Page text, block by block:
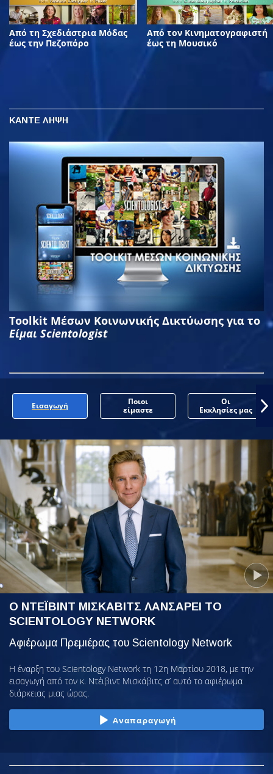
Από τη Σχεδιάστρια Μόδας
έως την Πεζοπόρο
Από τον Κινηματογραφιστή
έως τη Μουσικό
ΚΑΝΤΕ ΛΗΨΗ
Toolkit Μέσων Κοινωνικής Δικτύωσης για το
Είμαι Scientologist
Εισαγωγή
Ποιοι
είμαστε
Οι
Εκκλησίες μας
Ο ΝΤΕΪΒΙΝΤ ΜΙΣΚΑΒΙΤΣ ΛΑΝΣΑΡΕΙ ΤΟ
SCIENTOLOGY NETWORK
Αφιέρωμα Πρεμιέρας του Scientology Network
Η έναρξη του Scientology Network τη 12η Μαρτίου 2018, με την
εισαγωγή από τον κ. Ντέιβιντ Μισκάβιτς σ’ αυτό το αφιέρωμα
διάρκειας μιας ώρας.
Αναπαραγωγή